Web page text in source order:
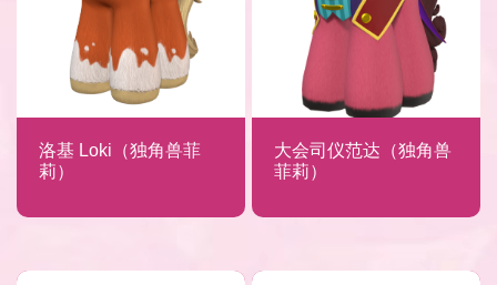
洛基 Loki（独角兽菲
莉）
大会司仪范达（独角兽
菲莉）